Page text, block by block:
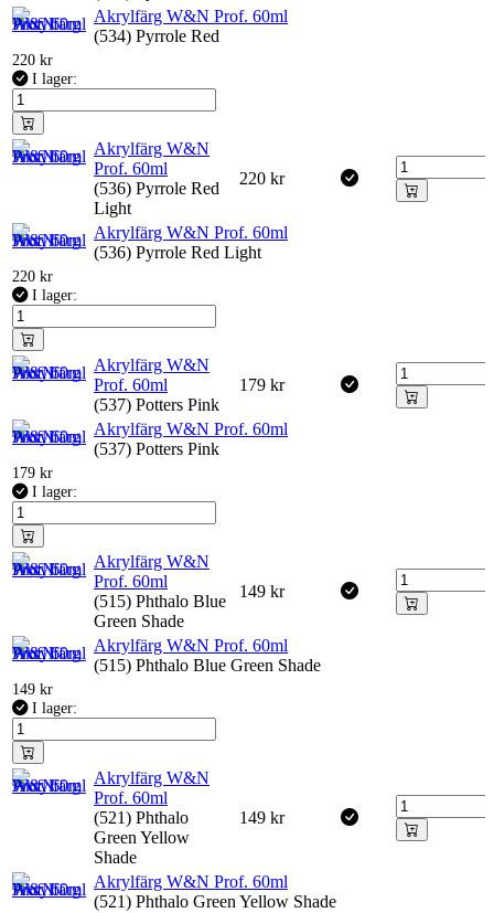
Akrylfärg W&N Prof. 60ml
(534) Pyrrole Red
220 kr
I lager:
Akrylfärg W&N
Prof. 60ml
(536) Pyrrole Red
Light
220 kr
Akrylfärg W&N Prof. 60ml
(536) Pyrrole Red Light
220 kr
I lager:
Akrylfärg W&N
Prof. 60ml
(537) Potters Pink
179 kr
Akrylfärg W&N Prof. 60ml
(537) Potters Pink
179 kr
I lager:
Akrylfärg W&N
Prof. 60ml
(515) Phthalo Blue
Green Shade
149 kr
Akrylfärg W&N Prof. 60ml
(515) Phthalo Blue Green Shade
149 kr
I lager:
Akrylfärg W&N
Prof. 60ml
(521) Phthalo
Green Yellow
Shade
149 kr
Akrylfärg W&N Prof. 60ml
(521) Phthalo Green Yellow Shade